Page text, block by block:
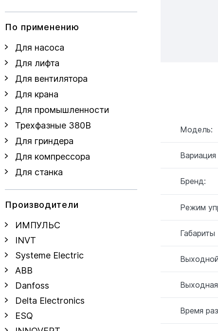
По применению
Для насоса
Для лифта
Для вентилятора
Для крана
Для промышленности
Трехфазные 380В
Для гриндера
Для компрессора
Для станка
Производители
ИМПУЛЬС
INVT
Systeme Electric
ABB
Danfoss
Delta Electronics
ESQ
Модель:
Бренд:
Режим
Время